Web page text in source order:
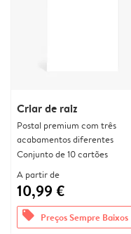
Criar de raiz
Postal premium com três
acabamentos diferentes
Conjunto de 10 cartões
A partir de
10,99 €
offers Preços Sempre Baixos